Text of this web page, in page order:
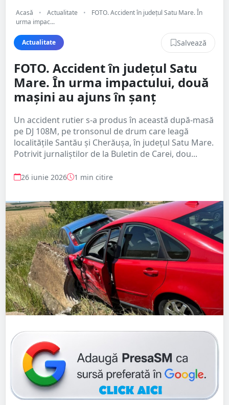
Acasă • Actualitate •
FOTO. Accident în județul Satu Mare. În
urma impac...
Actualitate Salvează
FOTO. Accident în județul Satu
Mare. În urma impactului, două
mașini au ajuns în șanț
Un accident rutier s-a produs în această după-masă
pe DJ 108M, pe tronsonul de drum care leagă
localitățile Santău și Cherăușa, în județul Satu Mare.
Potrivit jurnaliștilor de la Buletin de Carei, dou...
26 iunie 2026 1 min citire